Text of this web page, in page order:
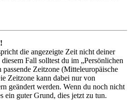
die angezeigte Zeit nicht deiner
Fall solltest du im „Persönlichen
Zeitzone (Mitteleuropäische
Zeitzone kann dabei nur von
geändert werden. Wenn du noch nicht
ein guter Grund, dies jetzt zu tun.